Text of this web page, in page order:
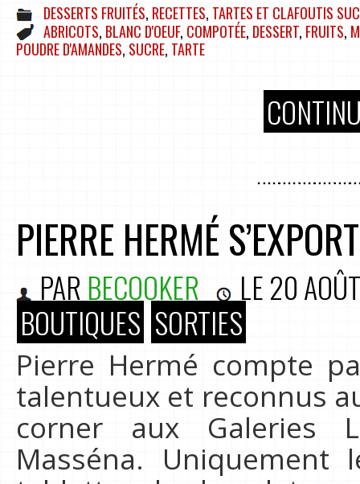
DESSERTS FRUITÉS, RECETTES, TARTES ET CLAFOUTIS
ABRICOTS, BLANC D'OEUF, COMPOTÉE, DESSERT, FRUITS,
POUDRE D'AMANDES, SUCRE, TARTE
PIERRE HERMÉ
PAR BECOOKER LE20
BOUTIQUES SORTIES
Pierre Hermé compte
talentueux et reconnus
corner aux Galeries
Masséna. Uniquement